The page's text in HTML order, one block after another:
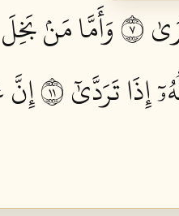
٧
وَأَمَّا مَنۢ
تَرَدَّىٰٓ ١١
إِنَّ